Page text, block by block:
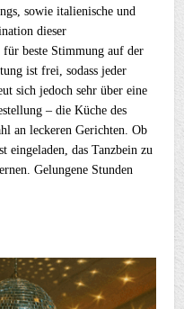
sowie italienische und
dieser
für beste Stimmung auf der
ist frei, sodass jeder
sich jedoch sehr über eine
– die Küche des
an leckeren Gerichten. Ob
eingeladen, das Tanzbein zu
Gelungene Stunden